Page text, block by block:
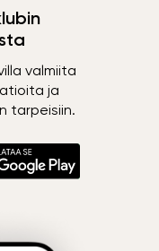
valmiita
ja
tarpeisiin.